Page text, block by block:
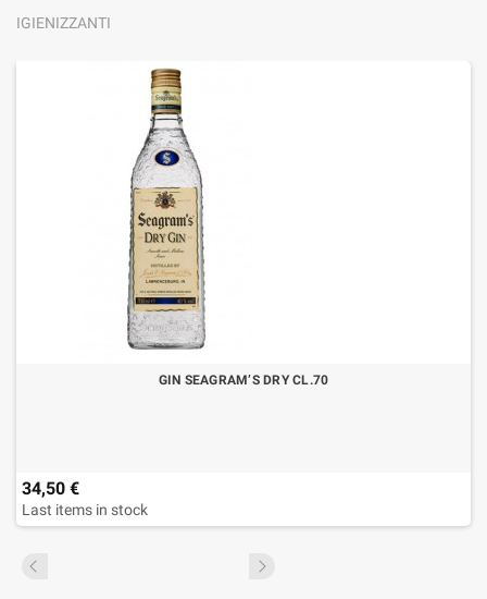
IGIENIZZANTI
GIN SEAGRAM’S DRY CL.70
34,50 €
Last items in stock